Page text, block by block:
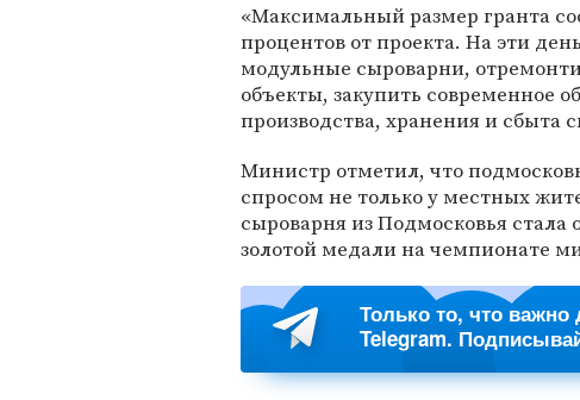
«Максимальный размер гранта
процентов от проекта. На эти
модульные сыроварни,
объекты, закупить современное
производства, хранения и сбыта
Министр отметил, что
спросом не только у местных
сыроварня из Подмосковья
золотой медали на чемпионате
Только то, что
Telegram.